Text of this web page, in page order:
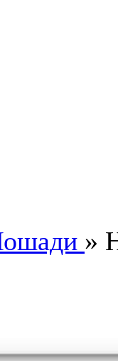
»